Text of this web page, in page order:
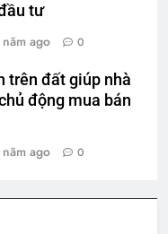
tư
ago 0
trên đất giúp nhà
động mua bán
ago 0